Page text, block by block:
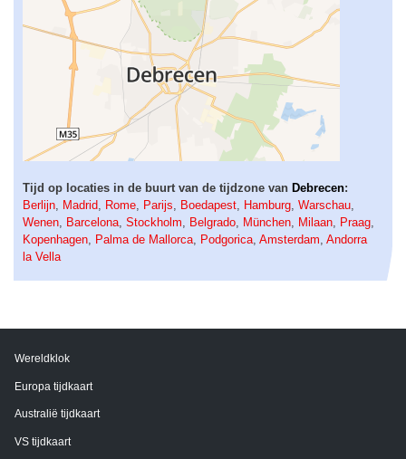
Tijd op locaties in de buurt van de tijdzone van Debrecen:
Berlijn
Madrid Rome Parijs Boedapest Hamburg Warschau
Wenen
Barcelona Stockholm Belgrado München Milaan Praag
Kopenhagen
Palma de Mallorca Podgorica Amsterdam Andorra
la Vella
Wereldklok
Europa tijdkaart
Australië tijdkaart
VS tijdkaart